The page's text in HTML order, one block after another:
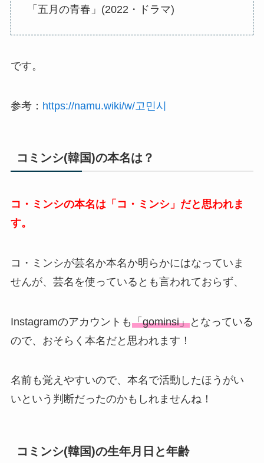
「五月の青春」(2022・ドラマ)
です。
参考： https://namu.wiki/w/고민시
コミンシ(韓国)の本名は？
コ・ミンシの本名は「コ・ミンシ」だと思われま
す。
コ・ミンシが芸名か本名か明らかにはなっていま
せんが、芸名を使っているとも言われておらず、
Instagramのアカウントも「gominsi」となっている
ので、おそらく本名だと思われます！
名前も覚えやすいので、本名で活動したほうがい
いという判断だったのかもしれませんね！
コミンシ(韓国)の生年月日と年齢